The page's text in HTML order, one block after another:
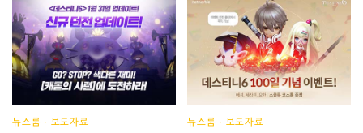
뉴스룸 · 보도자료 뉴스룸 · 보도자료